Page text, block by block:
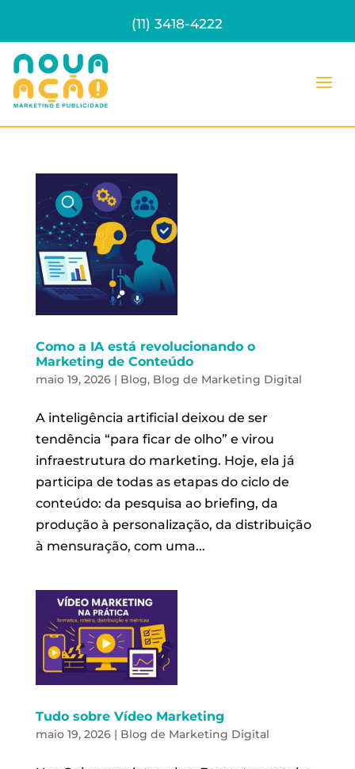
(11) 3418-4222
Como a IA está revolucionando o
Marketing de Conteúdo
maio 19, 2026| Blog, Blog de Marketing Digital
A inteligência artificial deixou de ser
tendência “para ficar de olho” e virou
infraestrutura do marketing. Hoje, ela já
participa de todas as etapas do ciclo de
conteúdo: da pesquisa ao briefing, da
produção à personalização, da distribuição
à mensuração, com uma...
Tudo sobre Vídeo Marketing
maio 19, 2026| Blog de Marketing Digital